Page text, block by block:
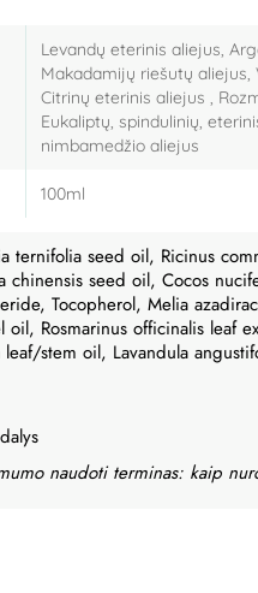
Levandų eterinis aliejus,
Makadamijų riešutų aliejus,
Citrinų eterinis aliejus ,
Eukaliptų, spindulinių,
nimbamedžio aliejus
100ml
ternifolia seed oil, Ricinus
chinensis seed oil, Cocos
Tocopherol, Melia
Rosmarinus officinalis leaf
stem oil, Lavandula
naudoti terminas: kaip